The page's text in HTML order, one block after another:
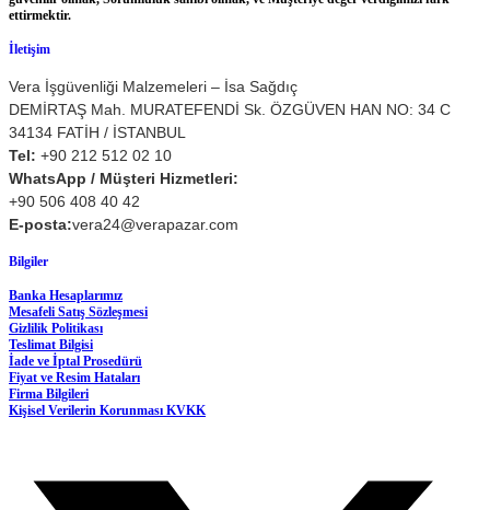
ettirmektir.
İletişim
Vera İşgüvenliği Malzemeleri – İsa Sağdıç
DEMİRTAŞ Mah. MURATEFENDİ Sk. ÖZGÜVEN HAN NO: 34 C
34134 FATİH / İSTANBUL
Tel: +90 212 512 02 10
WhatsApp / Müşteri Hizmetleri:
+90 506 408 40 42
E-posta:vera24@verapazar.com
Bilgiler
Banka Hesaplarımız
Mesafeli Satış Sözleşmesi
Gizlilik Politikası
Teslimat Bilgisi
İade ve İptal Prosedürü
Fiyat ve Resim Hataları
Firma Bilgileri
Kişisel Verilerin Korunması KVKK